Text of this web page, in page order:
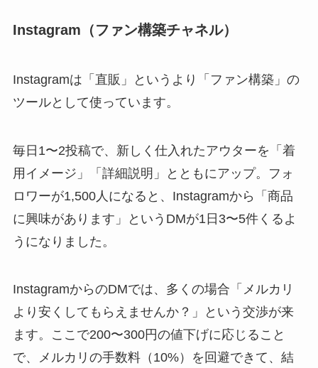
Instagram（ファン構築チャネル）
Instagramは「直販」というより「ファン構築」の
ツールとして使っています。
毎日1〜2投稿で、新しく仕入れたアウターを「着
用イメージ」「詳細説明」とともにアップ。フォ
ロワーが1,500人になると、Instagramから「商品
に興味があります」というDMが1日3〜5件くるよ
うになりました。
InstagramからのDMでは、多くの場合「メルカリ
より安くしてもらえませんか？」という交渉が来
ます。ここで200〜300円の値下げに応じること
で、メルカリの手数料（10%）を回避できて、結